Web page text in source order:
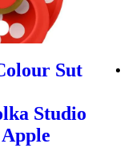
Sut
Studio